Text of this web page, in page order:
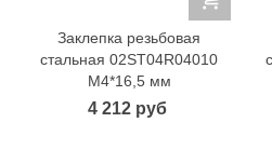
Заклепка резьбовая
стальная 02ST04R04010
M4*16,5 мм
4 212 руб